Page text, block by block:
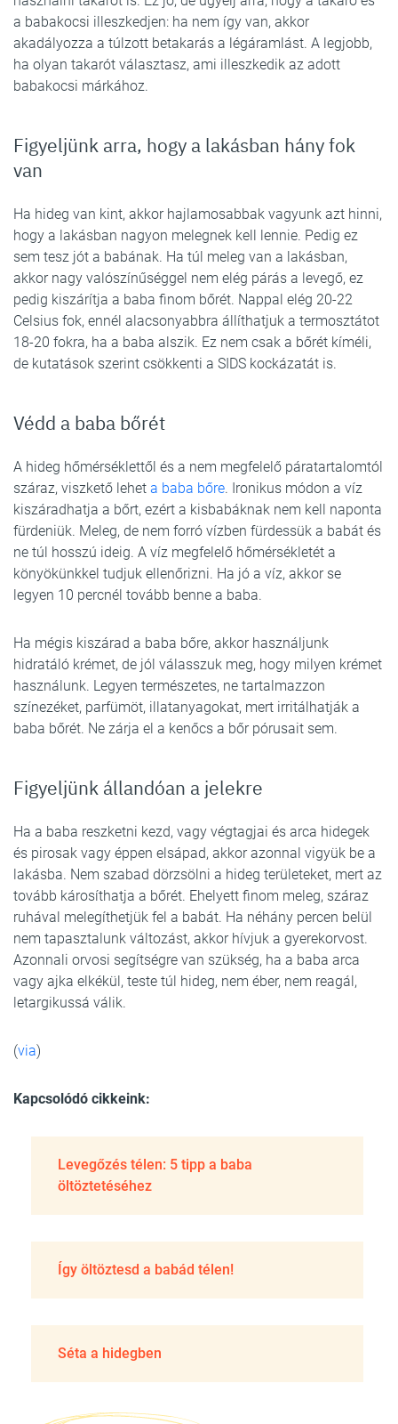
a babakocsi illeszkedjen: ha nem így van, akkor
akadályozza a túlzott betakarás a légáramlást. A legjobb,
ha olyan takarót választasz, ami illeszkedik az adott
babakocsi márkához.
Figyeljünk arra, hogy a lakásban hány fok
van
Ha hideg van kint, akkor hajlamosabbak vagyunk azt hinni,
hogy a lakásban nagyon melegnek kell lennie. Pedig ez
sem tesz jót a babának. Ha túl meleg van a lakásban,
akkor nagy valószínűséggel nem elég párás a levegő, ez
pedig kiszárítja a baba finom bőrét. Nappal elég 20-22
Celsius fok, ennél alacsonyabbra állíthatjuk a termosztátot
18-20 fokra, ha a baba alszik. Ez nem csak a bőrét kíméli,
de kutatások szerint csökkenti a SIDS kockázatát is.
Védd a baba bőrét
A hideg hőmérséklettől és a nem megfelelő páratartalomtól
száraz, viszkető lehet a baba bőre. Ironikus módon a víz
kiszáradhatja a bőrt, ezért a kisbabáknak nem kell naponta
fürdeniük. Meleg, de nem forró vízben fürdessük a babát és
ne túl hosszú ideig. A víz megfelelő hőmérsékletét a
könyökünkkel tudjuk ellenőrizni. Ha jó a víz, akkor se
legyen 10 percnél tovább benne a baba.
Ha mégis kiszárad a baba bőre, akkor használjunk
hidratáló krémet, de jól válasszuk meg, hogy milyen krémet
használunk. Legyen természetes, ne tartalmazzon
színezéket, parfümöt, illatanyagokat, mert irritálhatják a
baba bőrét. Ne zárja el a kenőcs a bőr pórusait sem.
Figyeljünk állandóan a jelekre
Ha a baba reszketni kezd, vagy végtagjai és arca hidegek
és pirosak vagy éppen elsápad, akkor azonnal vigyük be a
lakásba. Nem szabad dörzsölni a hideg területeket, mert az
tovább károsíthatja a bőrét. Ehelyett finom meleg, száraz
ruhával melegíthetjük fel a babát. Ha néhány percen belül
nem tapasztalunk változást, akkor hívjuk a gyerekorvost.
Azonnali orvosi segítségre van szükség, ha a baba arca
vagy ajka elkékül, teste túl hideg, nem éber, nem reagál,
letargikussá válik.
(via)
Kapcsolódó cikkeink:
Levegőzés télen: 5 tipp a baba
öltöztetéséhez
Így öltöztesd a babád télen!
Séta a hidegben